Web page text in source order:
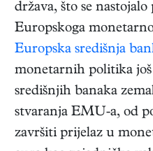
država, što se
Europskoga
Europska središnja
monetarnih politika
središnjih banaka
stvaranja EMU-a, od
završiti prijelaz u